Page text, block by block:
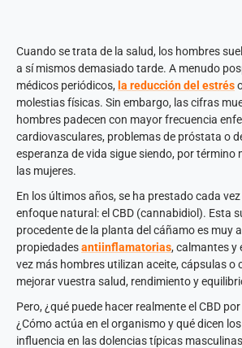
Cuando se trata de la salud, los hombres
a sí mismos demasiado tarde. A menudo
médicos periódicos, la reducción del estrés
molestias físicas. Sin embargo, las cifras
hombres padecen con mayor frecuencia
cardiovasculares, problemas de próstata o
esperanza de vida sigue siendo, por término
las mujeres.
En los últimos años, se ha prestado cada
enfoque natural: el CBD (cannabidiol). Esta
procedente de la planta del cáñamo es muy
propiedadesantiinflamatorias, calmantes y
vez más hombres utilizan aceite, cápsulas o
mejorar vuestra salud, rendimiento y
Pero, ¿qué puede hacer realmente el CBD
¿Cómo actúa en el organismo y qué dicen
influencia en las dolencias típicas